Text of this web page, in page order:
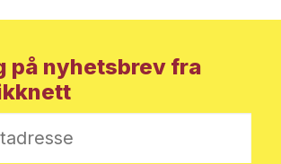
på nyhetsbrev fra